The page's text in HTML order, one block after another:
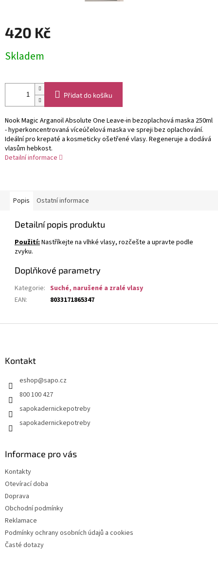
420 Kč
cena:
Skladem
Přidat do košíku
Nook Magic Arganoil Absolute One Leave-in bezoplachová maska 250ml
- hyperkoncentrovaná víceúčelová maska ve spreji bez oplachování.
Ideální pro krepaté a kosmeticky ošetřené vlasy. Regeneruje a dodává
vlasům hebkost.
Detailní informace
Popis Ostatní informace
Detailní popis produktu
Použití:Nastříkejte na vlhké vlasy, rozčešte a upravte podle
zvyku.
Doplňkové parametry
Kategorie: Suché, narušené a zralé vlasy
EAN: 8033171865347
Kontakt
eshop@sapo.cz
800 100 427
sapokadernickepotreby
sapokadernickepotreby
Informace pro vás
Kontakty
Otevírací doba
Doprava
Obchodní podmínky
Reklamace
Podmínky ochrany osobních údajů a cookies
Časté dotazy